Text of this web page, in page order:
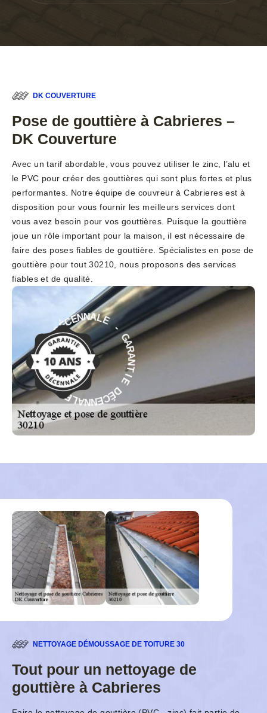
DK COUVERTURE
Pose de gouttière à Cabrieres –
DK Couverture
Avec un tarif abordable, vous pouvez utiliser le zinc, l’alu et
le PVC pour créer des gouttières qui sont plus fortes et plus
performantes. Notre équipe de couvreur à Cabrieres est à
disposition pour vous fournir les meilleurs services dont
vous avez besoin pour vos gouttières. Puisque la gouttière
joue un rôle important pour la maison, il est nécessaire de
faire des poses fiables de gouttière. Spécialistes en pose de
gouttière pour tout 30210, nous proposons des services
fiables et de qualité.
G
A
R
A
N
T
I
E
D
É
C
E
NNALE - G
AR
A
N
T
I
E
D
É
C
E
N
N
A
L
E
-
NETTOYAGE DÉMOUSSAGE DE TOITURE 30
Tout pour un nettoyage de
gouttière à Cabrieres